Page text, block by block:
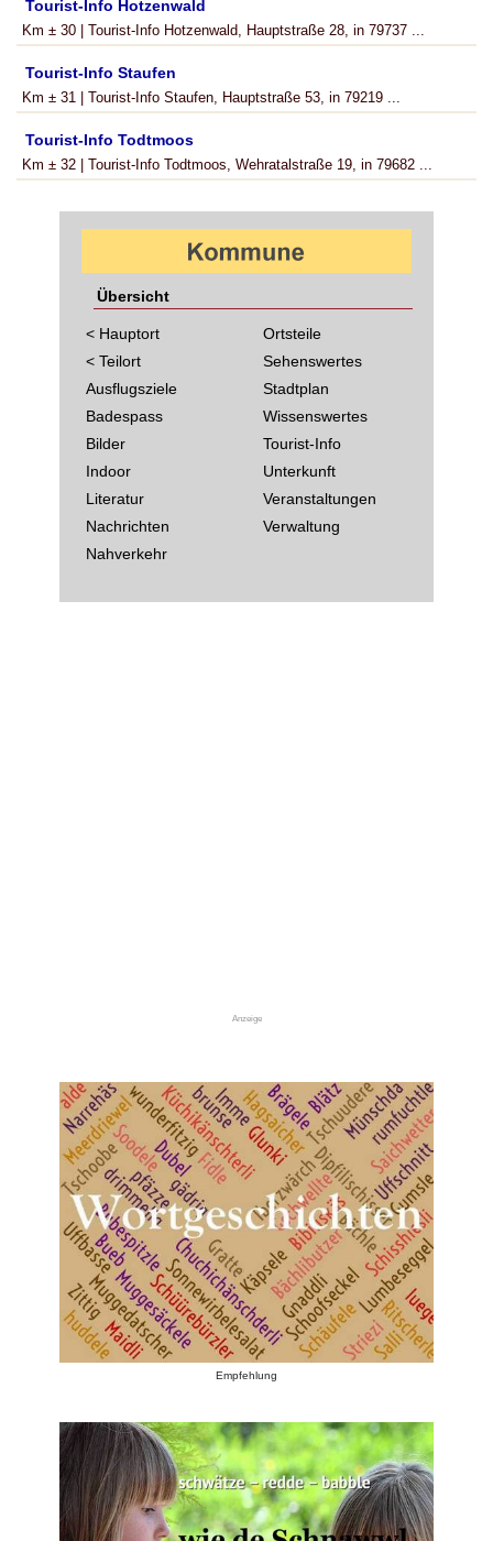
Tourist-Info Hotzenwald
Km ± 30 | Tourist-Info Hotzenwald, Hauptstraße 28, in 79737 ...
Tourist-Info Staufen
Km ± 31 | Tourist-Info Staufen, Hauptstraße 53, in 79219 ...
Tourist-Info Todtmoos
Km ± 32 | Tourist-Info Todtmoos, Wehratalstraße 19, in 79682 ...
Übersicht
< Hauptort
< Teilort
Ausflugsziele
Badespass
Bilder
Indoor
Literatur
Nachrichten
Nahverkehr
Ortsteile
Sehenswertes
Stadtplan
Wissenswertes
Tourist-Info
Unterkunft
Veranstaltungen
Verwaltung
Anzeige
Empfehlung